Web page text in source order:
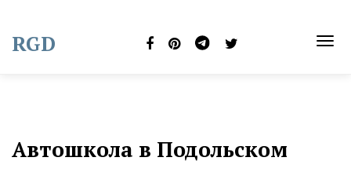
content
RGD
Автошкола в Подольском